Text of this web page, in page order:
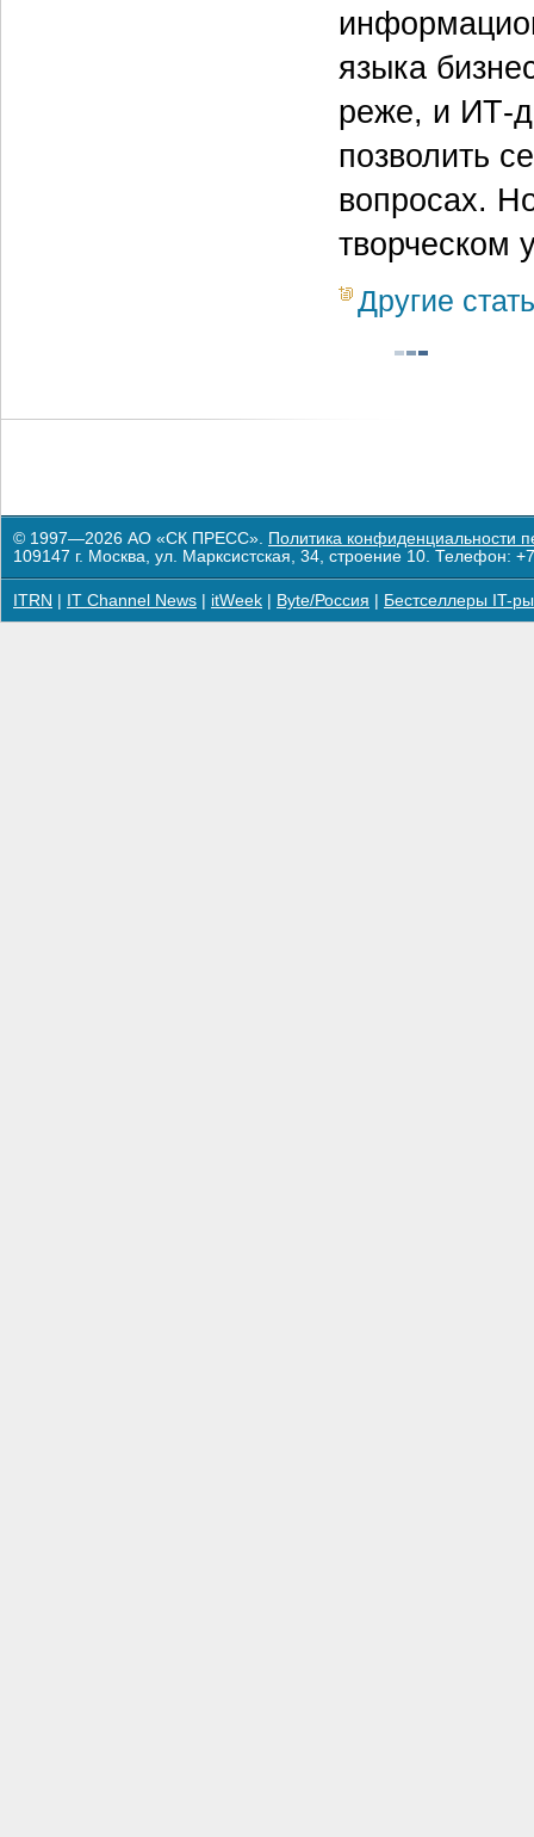
языка
реже, и ИТ-
позволить
вопросах.
творческом
Другие
© 1997—2026 АО «СК ПРЕСС». Политика конфиденциальности
109147 г. Москва, ул. Марксистская, 34, строение 10. Телефон:
ITRN IT Channel News itWeek Byte/Россия Бестселлеры IT-